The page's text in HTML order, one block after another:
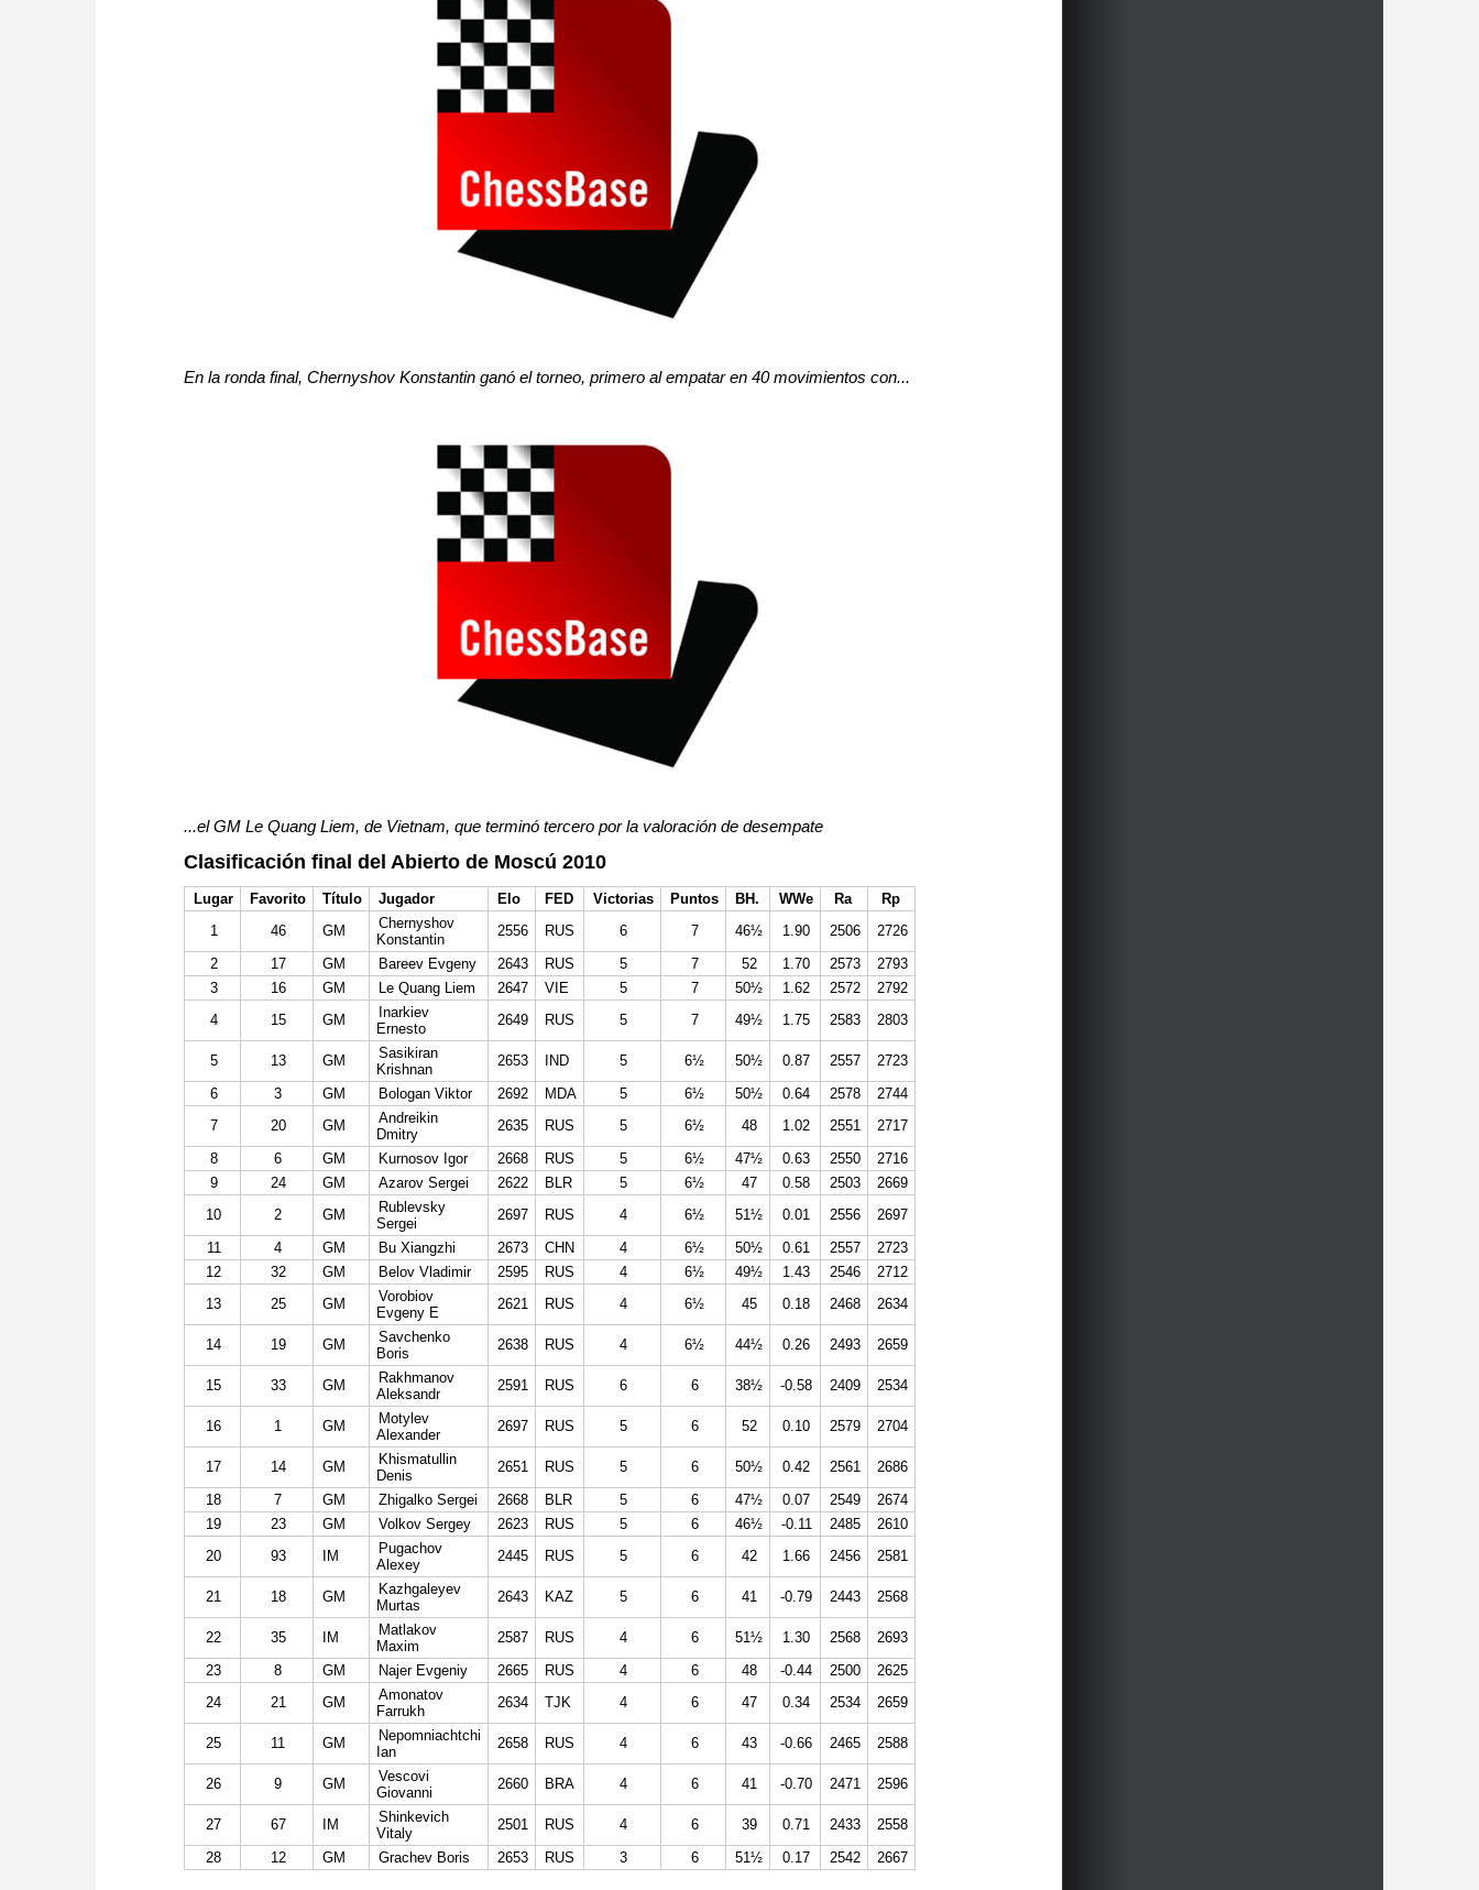
En la ronda final, Chernyshov Konstantin ganó el torneo, primero al empatar en 40 movimientos con...
...el GM Le Quang Liem, de Vietnam, que terminó tercero por la valoración de desempate
Clasificación final del Abierto de Moscú 2010
Lugar Favorito Título Jugador Elo FED Victorias Puntos BH. WWe Ra
Rp
1
46 GM
Chernyshov
Konstantin
2556 RUS 6 7 46½ 1.90 2506
2726
2
17 GM Bareev Evgeny 2643 RUS 5 7 52 1.70 2573
2793
3
16 GM Le Quang Liem 2647 VIE 5 7 50½ 1.62 2572
2792
4
15 GM
Inarkiev
Ernesto
2649 RUS 5 7 49½ 1.75 2583 2803
5 13 GM
Sasikiran
Krishnan
2653 IND 5 6½ 50½ 0.87 2557
2723
6
3 GM Bologan Viktor 2692 MDA 5 6½ 50½ 0.64 2578
2744
7
20 GM
Andreikin
Dmitry
2635 RUS 5 6½ 48 1.02 2551
2717
8
6 GM Kurnosov Igor 2668 RUS 5 6½ 47½ 0.63 2550
2716
9
24 GM Azarov Sergei 2622 BLR 5 6½ 47 0.58 2503
2669
10
2 GM
Rublevsky
Sergei
2697 RUS 4 6½ 51½ 0.01 2556
2697
11
4 GM Bu Xiangzhi 2673 CHN 4 6½ 50½ 0.61 2557
2723
12
32 GM Belov Vladimir 2595 RUS 4 6½ 49½ 1.43 2546
2712
13
25 GM
Vorobiov
Evgeny E
2621 RUS 4 6½ 45 0.18 2468 2634
14 19 GM
Savchenko
Boris
2638 RUS 4 6½ 44½ 0.26 2493 2659
15 33 GM
Rakhmanov
Aleksandr
2591 RUS 6 6 38½ -0.58 2409 2534
16 1 GM
Motylev
Alexander
2697 RUS 5 6 52 0.10 2579 2704
17 14 GM
Khismatullin
Denis
2651 RUS 5 6 50½ 0.42 2561
2686
18
7 GM Zhigalko Sergei 2668 BLR 5 6 47½ 0.07 2549
2674
19
23 GM Volkov Sergey 2623 RUS 5 6 46½ -0.11 2485
2610
20
93 IM
Pugachov
Alexey
2445 RUS 5 6 42 1.66 2456 2581
21 18 GM
Kazhgaleyev
Murtas
2643 KAZ 5 6 41 -0.79 2443 2568
22 35 IM
Matlakov
Maxim
2587 RUS 4 6 51½ 1.30 2568
2693
23
8 GM Najer Evgeniy 2665 RUS 4 6 48 -0.44 2500
2625
24
21 GM
Amonatov
Farrukh
2634 TJK 4 6 47 0.34 2534 2659
25 11 GM
Nepomniachtchi
Ian
2658 RUS 4 6 43 -0.66 2465 2588
26 9 GM
Vescovi
Giovanni
2660 BRA 4 6 41 -0.70 2471 2596
27 67 IM
Shinkevich
Vitaly
2501 RUS 4 6 39 0.71 2433
2558
28
12 GM Grachev Boris 2653 RUS 3 6 51½ 0.17 2542 2667